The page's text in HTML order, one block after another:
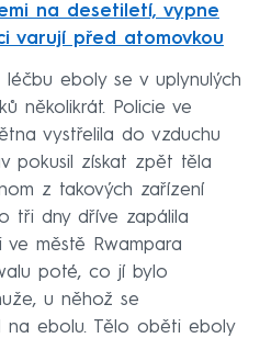
na desetiletí, vypne
varují před atomovkou
eboly se v uplynulých
několikrát. Policie ve
vystřelila do vzduchu
pokusil získat zpět těla
z takových zařízení
tři dny dříve zapálila
ve městě Rwampara
poté, co jí bylo
u něhož se
na ebolu. Tělo oběti eboly